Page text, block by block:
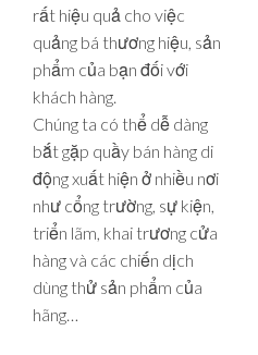
rất hiệu quả cho việc
quảng bá thương hiệu, sản
phẩm của bạn đối với
khách hàng.
Chúng ta có thể dễ dàng
bắt gặp quầy bán hàng di
động xuất hiện ở nhiều nơi
như cổng trường, sự kiện,
triển lãm, khai trương cửa
hàng và các chiến dịch
dùng thử sản phẩm của
hãng…